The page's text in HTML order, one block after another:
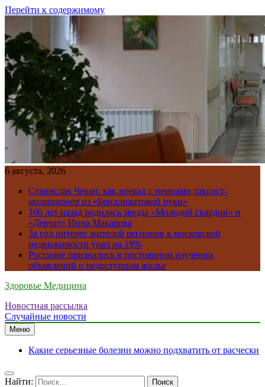
Перейти к содержимому
6 августа, 2026
Станислав Чекан: как воевал с немцами таксист-
милиционер из «Бриллиантовой руки»
100 лет назад родилась звезда «Молодой гвардии» и
«Девчат» Инна Макарова
За год интерес жителей регионов к московской
недвижимости упал на 19%
Россияне признались в постоянном изучении
объявлений о недоступном жилье
Здоровье Медицина
Новостная рассылка
Случайные новости
Меню
Какие серьезные болезни можно подхватить от расчески
Найти: